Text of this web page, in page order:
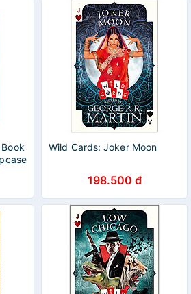
Wild Cards: Joker Moon
198.500 đ